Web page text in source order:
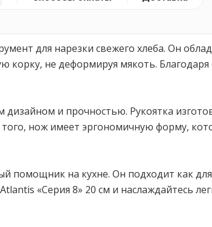
для нарезки свежего хлеба. Он
не деформируя мякоть.
и прочностью. Рукоятка
нож имеет эргономичную форму,
помощник на кухне. Он подходит как
«Серия 8» 20 см и наслаждайтесь